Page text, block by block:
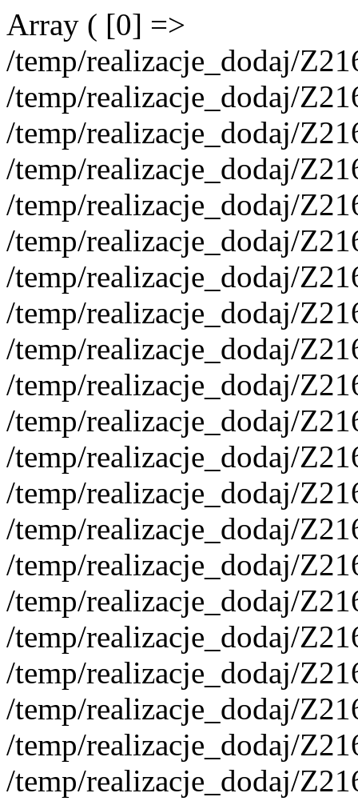
Array ( [0] =>
/temp/realizacje_dodaj/
/temp/realizacje_dodaj/
/temp/realizacje_dodaj/
/temp/realizacje_dodaj/
/temp/realizacje_dodaj/
/temp/realizacje_dodaj/
/temp/realizacje_dodaj/
/temp/realizacje_dodaj/
/temp/realizacje_dodaj/
/temp/realizacje_dodaj/
/temp/realizacje_dodaj/
/temp/realizacje_dodaj/
/temp/realizacje_dodaj/
/temp/realizacje_dodaj/
/temp/realizacje_dodaj/
/temp/realizacje_dodaj/
/temp/realizacje_dodaj/
/temp/realizacje_dodaj/
/temp/realizacje_dodaj/
/temp/realizacje_dodaj/
/temp/realizacje_dodaj/